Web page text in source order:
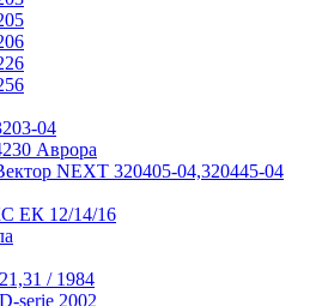
04
Аврора
NEXT 320405-04,320445-04
ЕК 12/14/16
/ 1984
serie 2002